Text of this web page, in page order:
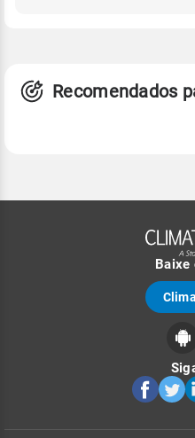
Recomendados
Baixe